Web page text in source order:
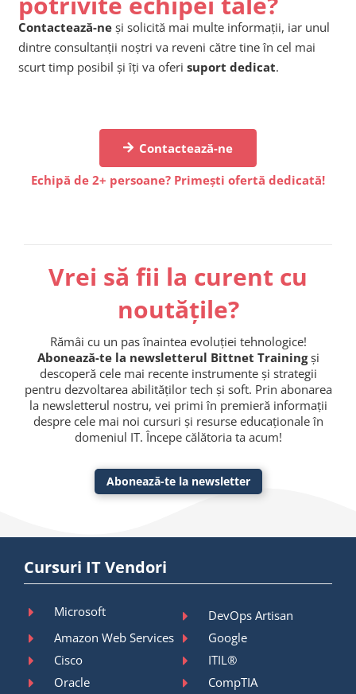
Contactează-ne și solicită mai multe informații, iar unul
dintre consultanții noștri va reveni către tine în cel mai
scurt timp posibil și îți va oferi suport dedicat.
Contactează-ne
Echipă de 2+ persoane? Primești ofertă dedicată!
Vrei să fii la curent cu
noutățile?
Rămâi cu un pas înaintea evoluției tehnologice!
Abonează-te la newsletterul Bittnet Trainingși
descoperă cele mai recente instrumente și strategii
pentru dezvoltarea abilităților tech și soft. Prin abonarea
la newsletterul nostru, vei primi în premieră informații
despre cele mai noi cursuri și resurse educaționale în
domeniul IT. Începe călătoria ta acum!
Abonează-te la newsletter
Cursuri IT Vendori
Microsoft
DevOps Artisan
Amazon Web Services
Google
Cisco
ITIL®
Oracle
CompTIA